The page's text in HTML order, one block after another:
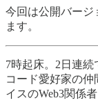
今回は公開バージ
ます。
7時起床。2日連
コード愛好家の
イスのWeb3関係